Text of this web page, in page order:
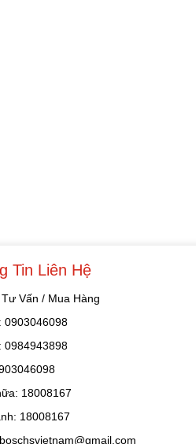
Tin Liên Hệ
Vấn / Mua Hàng
0903046098
0984943898
18008167
18008167